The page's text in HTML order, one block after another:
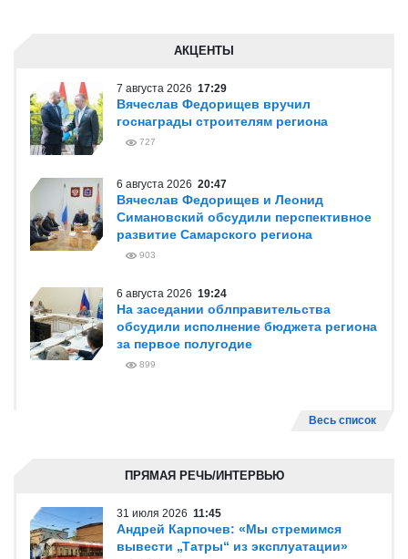
АКЦЕНТЫ
7 августа 2026 17:29
Вячеслав Федорищев вручил
госнаграды строителям региона
727
6 августа 2026 20:47
Вячеслав Федорищев и Леонид
Симановский обсудили перспективное
развитие Самарского региона
903
6 августа 2026 19:24
На заседании облправительства
обсудили исполнение бюджета региона
за первое полугодие
899
Весь список
ПРЯМАЯ РЕЧЬ/ИНТЕРВЬЮ
31 июля 2026 11:45
Андрей Карпочев: «Мы стремимся
вывести „Татры“ из эксплуатации»